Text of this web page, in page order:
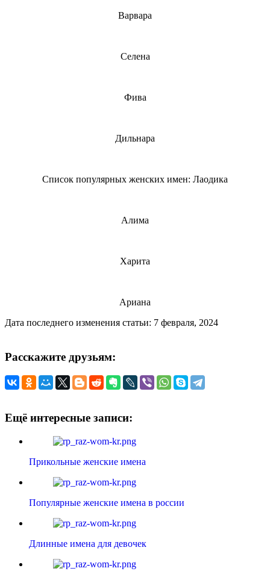
Варвара
Селена
Фива
Дильнара
Список популярных женских имен: Лаодика
Алима
Харита
Ариана
Дата последнего изменения статьи: 7 февраля, 2024
Расскажите друзьям:
Ещё интересные записи:
Прикольные женские имена
Популярные женские имена в россии
Длинные имена для девочек